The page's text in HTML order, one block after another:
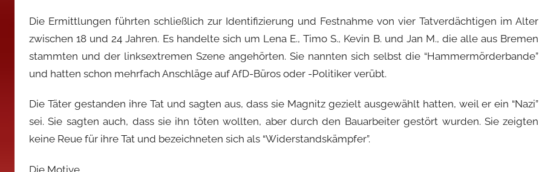
Die Ermittlungen führten schließlich zur Identifizierung und Festnahme von vier Tatverdächtigen im Alter
zwischen 18 und 24 Jahren. Es handelte sich um Lena E., Timo S., Kevin B. und Jan M., die alle aus Bremen
stammten und der linksextremen Szene angehörten. Sie nannten sich selbst die “Hammermörderbande”
und hatten schon mehrfach Anschläge auf AfD-Büros oder -Politiker verübt.
Die Täter gestanden ihre Tat und sagten aus, dass sie Magnitz gezielt ausgewählt hatten, weil er ein “Nazi”
sei. Sie sagten auch, dass sie ihn töten wollten, aber durch den Bauarbeiter gestört wurden. Sie zeigten
keine Reue für ihre Tat und bezeichneten sich als “Widerstandskämpfer”.
Die Motive